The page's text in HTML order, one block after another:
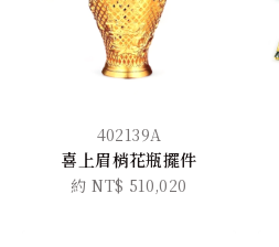
402139A
喜上眉梢花瓶擺件
約 NT$ 510,020